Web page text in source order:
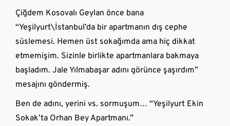
Çiğdem Kosovalı Geylan önce bana
“Yeşilyurt\İstanbul’da bir apartmanın dış cephe
süslemesi. Hemen üst sokağımda ama hiç dikkat
etmemişim. Sizinle birlikte apartmanlara bakmaya
başladım. Jale Yılmabaşar adını görünce şaşırdım”
mesajını göndermiş.
Ben de adını, yerini vs. sormuşum… “Yeşilyurt Ekin
Sokak’ta Orhan Bey Apartmanı.”